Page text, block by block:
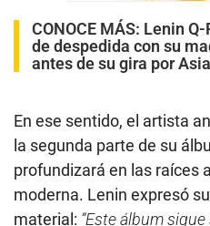
CONOCE MÁS: Lenin
de despedida con su
antes de su gira por Asia
En ese sentido, el artista
la segunda parte de su
profundizará en las raíces
moderna. Lenin expresó
material: “Este álbum